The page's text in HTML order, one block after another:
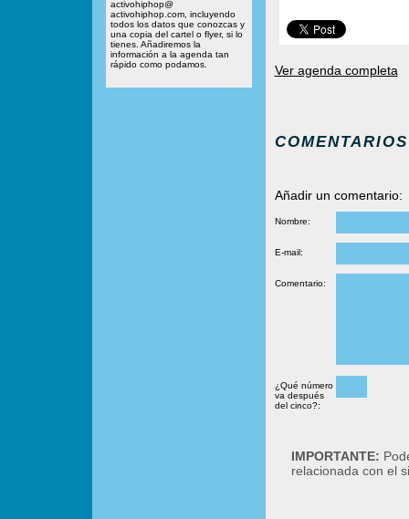
activohiphop@
activohiphop.com, incluyendo
todos los datos que conozcas y
una copia del cartel o flyer, si lo
tienes. Añadiremos la
información a la agenda tan
rápido como podamos.
Ver agenda completa
COMENTARIOS
Añadir un comentario:
Nombre:
E-mail:
Comentario:
¿Qué número
va después
del cinco?:
IMPORTANTE:
relacionada con el